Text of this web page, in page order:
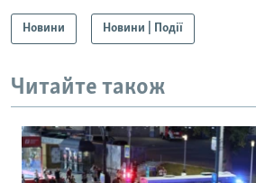
Новини Новини | Події
Читайте також